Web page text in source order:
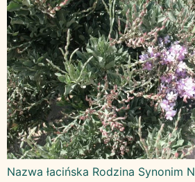
Nazwa łacińska Rodzina Synonim